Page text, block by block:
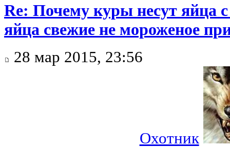
Re: Почему куры несут яйца
яйца свежие не мороженое
28 мар 2015, 23:56
Охотник